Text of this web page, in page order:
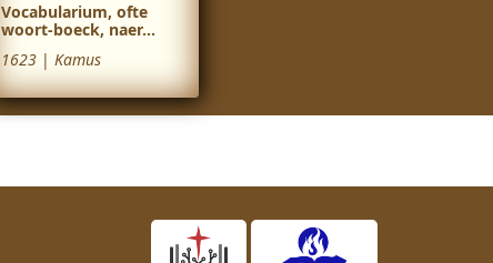
Vocabularium, ofte
woort-boeck, naer...
1623 | Kamus